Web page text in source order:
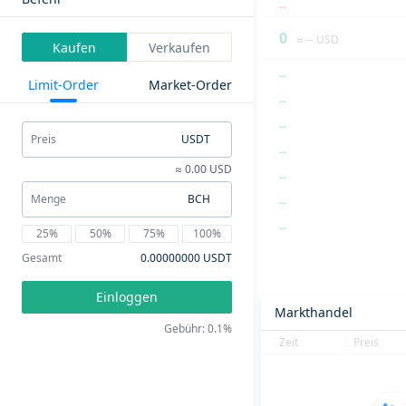
Kaufen Verkaufen
Limit-Order Market-Order
Preis
USDT
≈ 0.00 USD
Menge
BCH
25% 50% 75%
100%
Gesamt
0.00000000 USDT
Einloggen
Gebühr: 0.1%
--
0 ≈ -- USD
--
--
--
--
--
--
--
--
Markthandel
Zeit Preis